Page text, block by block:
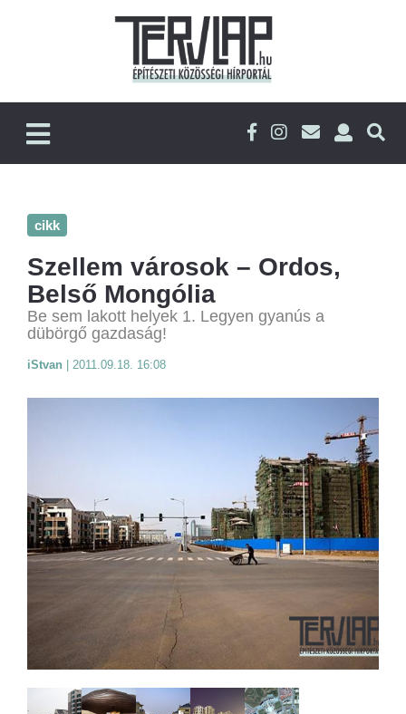
cikk
Szellem városok – Ordos,
Belső Mongólia
Be sem lakott helyek 1. Legyen gyanús a
dübörgő gazdaság!
iStvan 2011.09.18. 16:08